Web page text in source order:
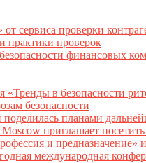
сервиса проверки
практики проверок
финансовых
«Тренды в безопасности
безопасности
планами
приглашает посетить
и
международная